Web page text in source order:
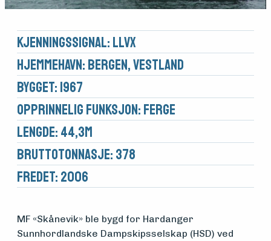
Medlemsfartøy
Kjennings­signal: LLVX
Hjemmehavn: Bergen, Vestland
Bygget: 1967
Opprinnelig funksjon: Ferge
Lengde: 44,3m
Brutto­tonnasje: 378
Fredet: 2006
MF «Skånevik» ble bygd for Hardanger
Sunnhordlandske Dampskipsselskap (HSD) ved